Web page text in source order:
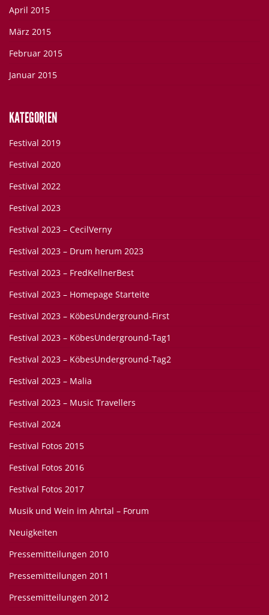
April 2015
März 2015
Februar 2015
Januar 2015
KATEGORIEN
Festival 2019
Festival 2020
Festival 2022
Festival 2023
Festival 2023 – CecilVerny
Festival 2023 – Drum herum 2023
Festival 2023 – FredKellnerBest
Festival 2023 – Homepage Starteite
Festival 2023 – KöbesUnderground-First
Festival 2023 – KöbesUnderground-Tag1
Festival 2023 – KöbesUnderground-Tag2
Festival 2023 – Malia
Festival 2023 – Music Travellers
Festival 2024
Festival Fotos 2015
Festival Fotos 2016
Festival Fotos 2017
Musik und Wein im Ahrtal – Forum
Neuigkeiten
Pressemitteilungen 2010
Pressemitteilungen 2011
Pressemitteilungen 2012